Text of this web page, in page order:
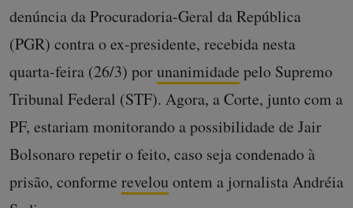
denúncia da Procuradoria-Geral da República
(PGR) contra o ex-presidente, recebida nesta
quarta-feira (26/3) porunanimidade pelo Supremo
Tribunal Federal (STF). Agora, a Corte, junto com a
PF, estariam monitorando a possibilidade de Jair
Bolsonaro repetir o feito, caso seja condenado à
prisão, conforme revelou ontem a jornalista Andréia